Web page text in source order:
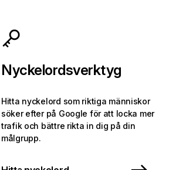
Nyckelordsverktyg
Hitta nyckelord som riktiga människor
söker efter på Google för att locka mer
trafik och bättre rikta in dig på din
målgrupp.